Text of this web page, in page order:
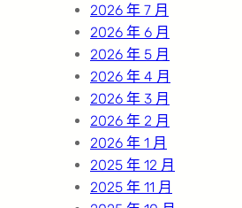
2026 年 7 月
2026 年 6 月
2026 年 5 月
2026 年 4 月
2026 年 3 月
2026 年 2 月
2026 年 1 月
2025 年 12 月
2025 年 11 月